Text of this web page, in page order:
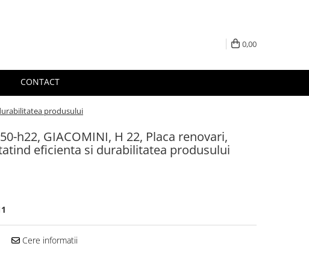
0,00
CONTACT
produsului
h22, GIACOMINI, H 22, Placa renovari,
eficienta si durabilitatea produsului
Cere informatii